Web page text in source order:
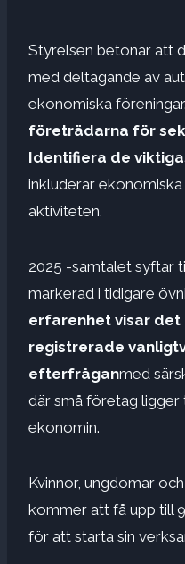
Styrelsen betonar att
med deltagande av
ekonomiska föreningar.
företrädarna för
Identifiera de
inkluderar
aktiviteten.
2025 -samtalet syftar
markerad i tidigare
erfarenhet visar det
registrerade
efterfråganmed
där små företag ligger
ekonomin.
Kvinnor, ungdomar
kommer att få upp till
för att starta sin